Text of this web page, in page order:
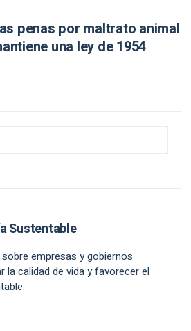
penas por maltrato animal
una ley de 1954
Sustentable
empresas y gobiernos
la calidad de vida y favorecer el